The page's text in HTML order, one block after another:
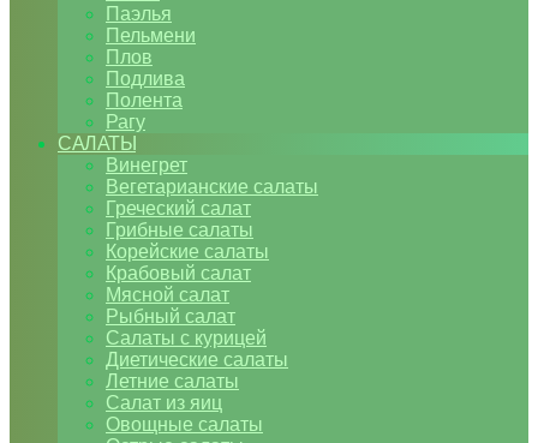
Паэлья
Пельмени
Плов
Подлива
Полента
Рагу
САЛАТЫ
Винегрет
Вегетарианские салаты
Греческий салат
Грибные салаты
Корейские салаты
Крабовый салат
Мясной салат
Рыбный салат
Салаты с курицей
Диетические салаты
Летние салаты
Салат из яиц
Овощные салаты